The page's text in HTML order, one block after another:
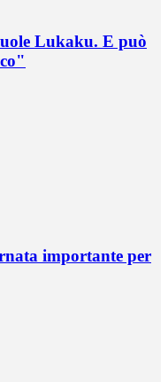
Lukaku. E può
importante per